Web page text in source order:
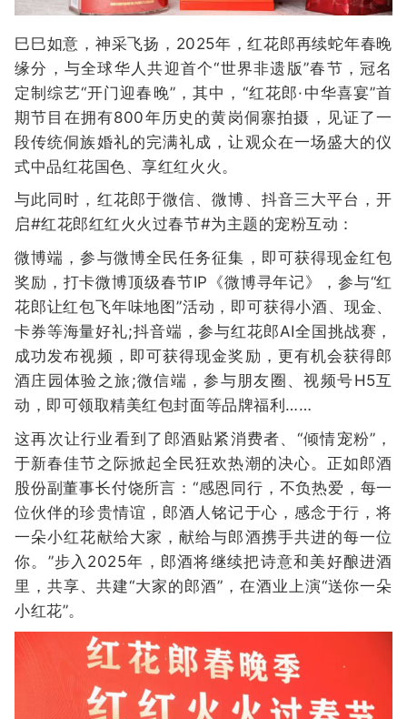
巳巳如意，神采飞扬，2025年，红花郎再续蛇年春晚
缘分，与全球华人共迎首个“世界非遗版”春节，冠名
定制综艺“开门迎春晚”，其中，“红花郎·中华喜宴”首
期节目在拥有800年历史的黄岗侗寨拍摄，见证了一
段传统侗族婚礼的完满礼成，让观众在一场盛大的仪
式中品红花国色、享红红火火。
与此同时，红花郎于微信、微博、抖音三大平台，开
启#红花郎红红火火过春节#为主题的宠粉互动：
微博端，参与微博全民任务征集，即可获得现金红包
奖励，打卡微博顶级春节IP《微博寻年记》，参与“红
花郎让红包飞年味地图”活动，即可获得小酒、现金、
卡券等海量好礼;抖音端，参与红花郎AI全国挑战赛，
成功发布视频，即可获得现金奖励，更有机会获得郎
酒庄园体验之旅;微信端，参与朋友圈、视频号H5互
动，即可领取精美红包封面等品牌福利……
这再次让行业看到了郎酒贴紧消费者、“倾情宠粉”，
于新春佳节之际掀起全民狂欢热潮的决心。正如郎酒
股份副董事长付饶所言：“感恩同行，不负热爱，每一
位伙伴的珍贵情谊，郎酒人铭记于心，感念于行，将
一朵小红花献给大家，献给与郎酒携手共进的每一位
你。”步入2025年，郎酒将继续把诗意和美好酿进酒
里，共享、共建“大家的郎酒”，在酒业上演“送你一朵
小红花”。